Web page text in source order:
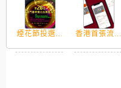
煙花節投選... 香港首張流...